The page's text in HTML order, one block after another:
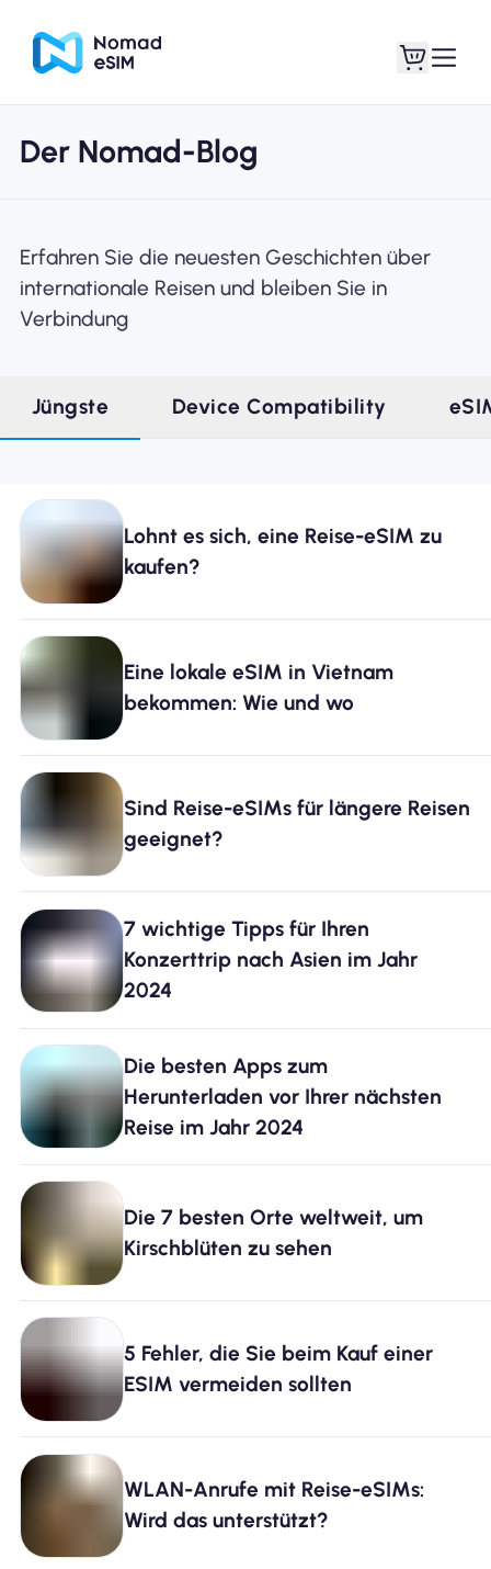
Über eSIM
Warum Nomad eSIM
Verwendung einer eSIM
Für das Geschäft
Der Nomad-Blog
Erfahren Sie die neuesten Geschichten über
internationale Reisen und bleiben Sie in
Verbindung
Jüngste Device Compatibility
Lohnt es sich, eine Reise-eSIM zu
kaufen?
Eine lokale eSIM in Vietnam
bekommen: Wie und wo
Sind Reise-eSIMs für längere Reisen
geeignet?
7 wichtige Tipps für Ihren
Konzerttrip nach Asien im Jahr
2024
Die besten Apps zum
Herunterladen vor Ihrer nächsten
Reise im Jahr 2024
Die 7 besten Orte weltweit, um
Kirschblüten zu sehen
5 Fehler, die Sie beim Kauf einer
ESIM vermeiden sollten
WLAN-Anrufe mit Reise-eSIMs:
Wird das unterstützt?